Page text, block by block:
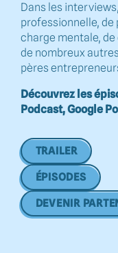
Dans les
professionnelle, de
charge mentale,
de nombreux
pères
Découvrez les
Podcast, Google
TRAILER
ÉPISODES
DEVENIR